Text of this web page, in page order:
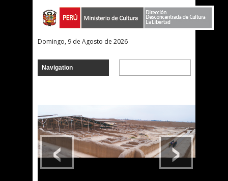
Domingo, 9 de Agosto de 2026
›
‹